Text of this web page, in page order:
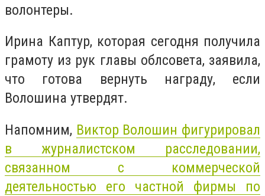
волонтеры.
Ирина Каптур, которая сегодня получила
грамоту из рук главы облсовета, заявила,
что готова вернуть награду, если
Волошина утвердят.
Напомним, Виктор Волошин фигурировал
в журналистском расследовании,
связанном с коммерческой
деятельностью его частной фирмы по